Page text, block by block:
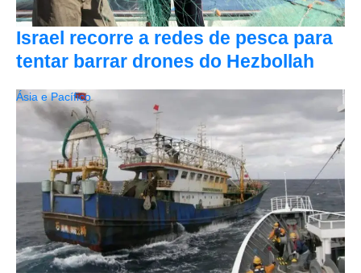
Israel recorre a redes de pesca para
tentar barrar drones do Hezbollah
Ásia e Pacífico